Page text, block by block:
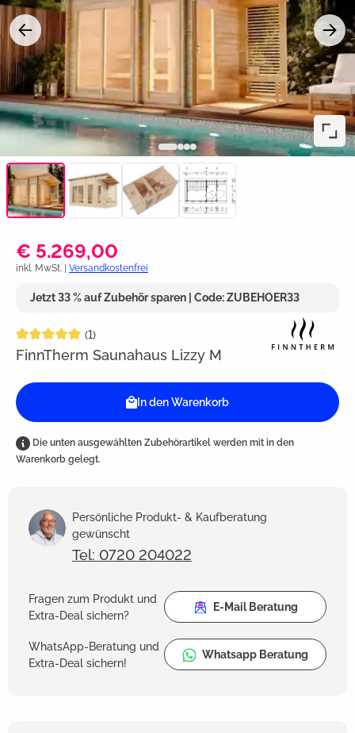
€ 5.269,00
inkl. MwSt. | Versandkostenfrei
Jetzt 33 % auf Zubehör sparen | Code: ZUBEHOER33
Durchschnittliche Bewertung von 5 von 5 Sternen
(1)
FinnTherm Saunahaus Lizzy M
In den Warenkorb
Die unten ausgewählten Zubehörartikel werden mit in den
Warenkorb gelegt.
Persönliche Produkt- & Kaufberatung
gewünscht
Tel: 0720 204022
Fragen zum Produkt und
Extra-Deal sichern?
E-Mail Beratung
WhatsApp-Beratung und
Extra-Deal sichern!
Whatsapp Beratung